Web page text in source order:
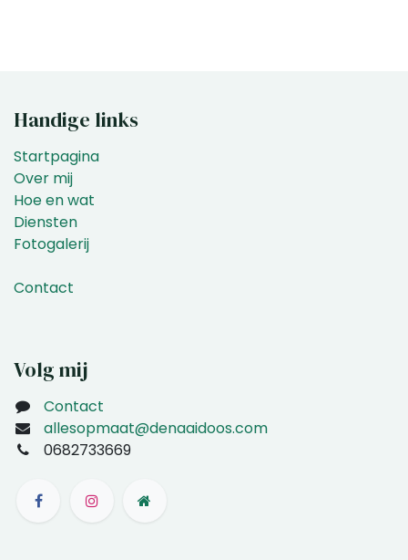
Handige links
Startpagina
Over mij
Hoe en wat
Diensten
Fotogalerij
Contact
Volg mij
Contact
allesopmaat@denaaidoos.com
0682733669